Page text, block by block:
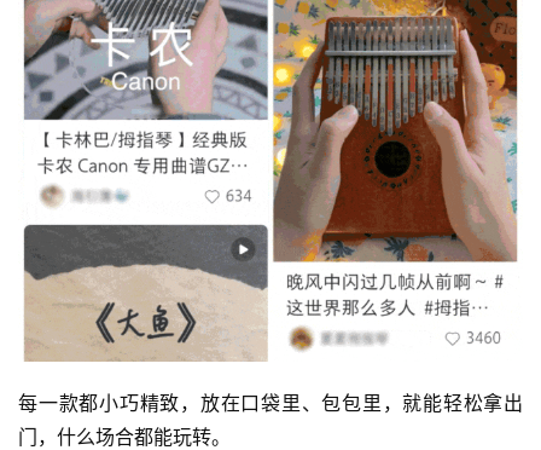
每一款都小巧精致，放在口袋里、包包里，就能轻松拿出
门，什么场合都能玩转。